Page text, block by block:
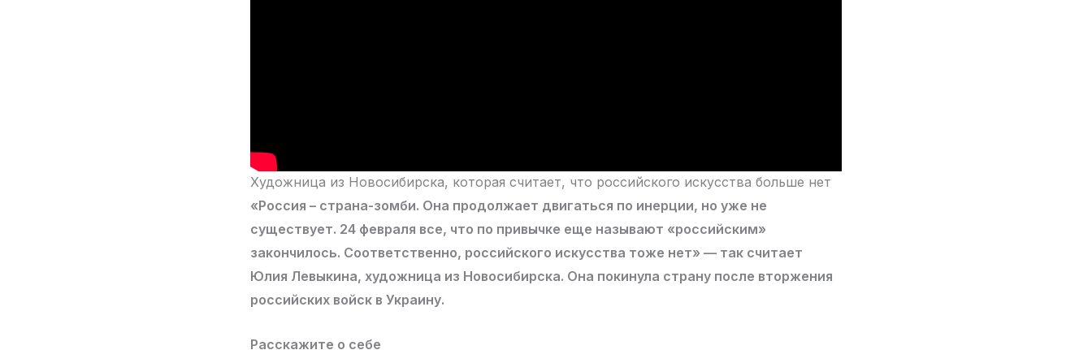
Художница из Новосибирска, которая считает, что российского искусства больше нет
«Россия – страна-зомби. Она продолжает двигаться по инерции, но уже не
существует. 24 февраля все, что по привычке еще называют «российским»
закончилось. Соответственно, российского искусства тоже нет» — так считает
Юлия Левыкина, художница из Новосибирска. Она покинула страну после вторжения
российских войск в Украину.
Расскажите о себе